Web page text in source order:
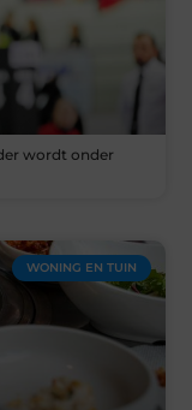
wordt onder
WONING EN TUIN